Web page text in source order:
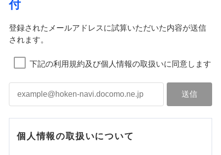
付
登録されたメールアドレスに試算いただいた内容が送信
されます。
下記の利用規約及び個人情報の取扱いに同意します
個人情報の取扱いについて